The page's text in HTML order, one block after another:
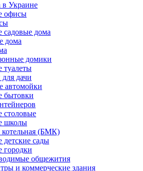
Украине
офисы
дома
дома
домики
туалеты
дачи
автомойки
бытовки
столовые
школы
котельная (БМК)
сады
городки
общежития
и коммерческие здания